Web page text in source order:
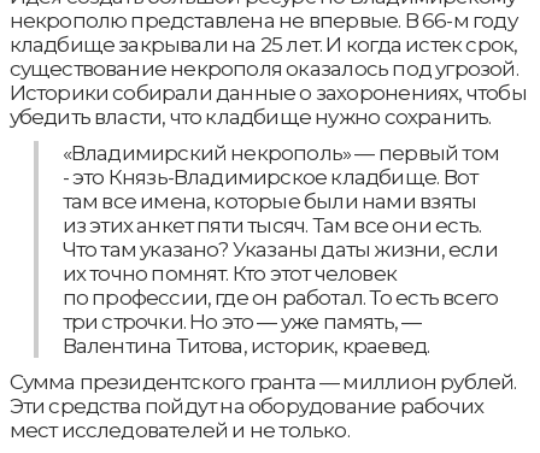
некрополю представлена не впервые. В 66-м году
кладбище закрывали на 25 лет. И когда истек срок,
существование некрополя оказалось под угрозой.
Историки собирали данные о захоронениях, чтобы
убедить власти, что кладбище нужно сохранить.
«Владимирский некрополь» — первый том
- это Князь-Владимирское кладбище. Вот
там все имена, которые были нами взяты
из этих анкет пяти тысяч. Там все они есть.
Что там указано? Указаны даты жизни, если
их точно помнят. Кто этот человек
по профессии, где он работал. То есть всего
три строчки. Но это — уже память, —
Валентина Титова, историк, краевед.
Сумма президентского гранта — миллион рублей.
Эти средства пойдут на оборудование рабочих
мест исследователей и не только.